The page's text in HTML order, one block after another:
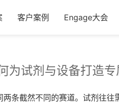
客户案例 Engage大会
为试剂与设备打造
条截然不同的赛道。试剂往往